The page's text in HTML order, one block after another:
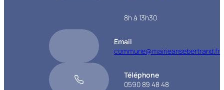
8h à 13h30
Email
commune@mairieansebertrand.fr
Téléphone
0590 89 48 48